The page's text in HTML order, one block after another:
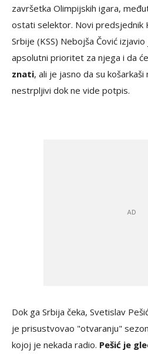
završetka Olimpijskih igara,
ostati selektor. Novi predsjednik
Srbije (KSS) Nebojša Čović
apsolutni prioritet za njega i da
znati, ali je jasno da su košarkaši
nestrpljivi dok ne vide potpis.
Dok ga Srbija čeka, Svetislav
je prisustvovao "otvaranju"
kojoj je nekada radio. Pešić je